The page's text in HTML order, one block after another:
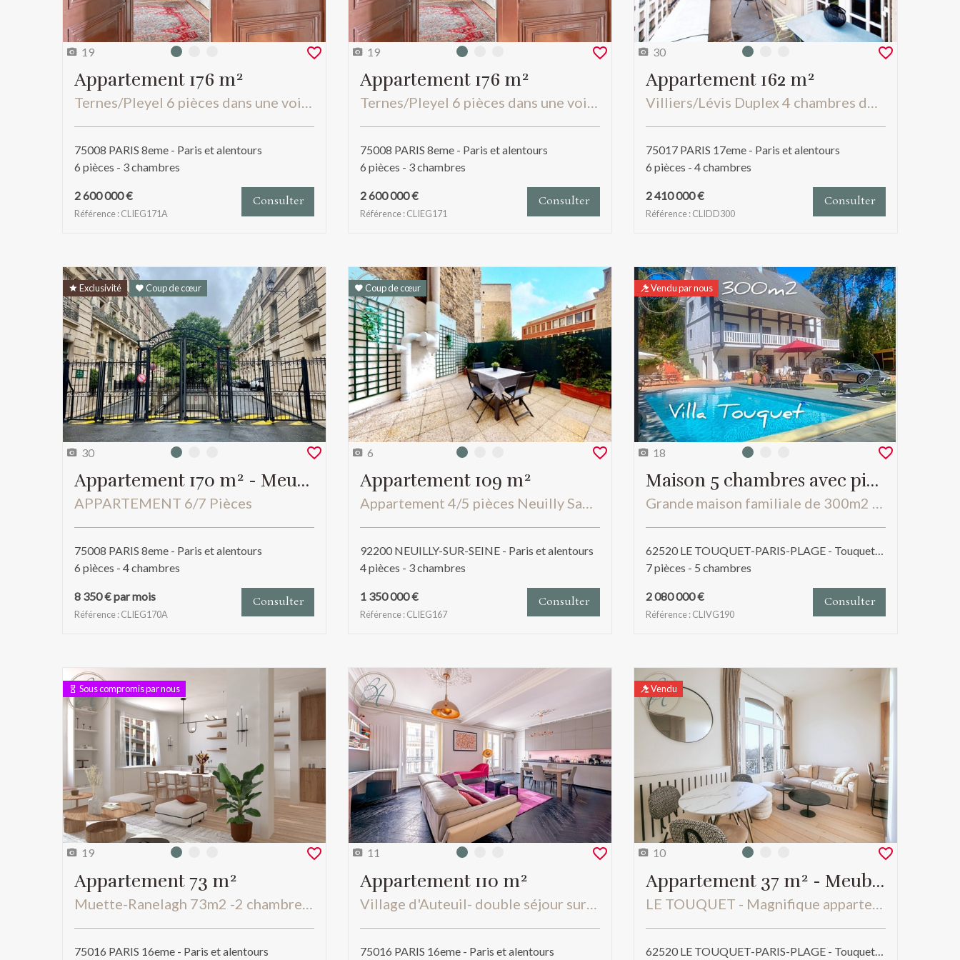
19 Photo 0
Appartement 176 m²
Ternes/Pleyel 6 pièces dans une voie privée avec possibilité box
75008 PARIS 8eme - Paris et alentours
6 pièces - 3 chambres
2 600 000 €
Référence : CLIEG171A
Consulter
19 Photo 0
Appartement 176 m²
Ternes/Pleyel 6 pièces dans une voie privée avec possibilité box
75008 PARIS 8eme - Paris et alentours
6 pièces - 3 chambres
2 600 000 €
Référence : CLIEG171
Consulter
30 Photo 0
Appartement 162 m²
Villiers/Lévis Duplex 4 chambres derniers étages avec terrasse de 20m2
75017 PARIS 17eme - Paris et alentours
6 pièces - 4 chambres
2 410 000 €
Référence : CLIDD300
Consulter
Exclusivité Coup de cœur
30 Photo 0
Appartement 170 m² - Meublé
APPARTEMENT 6/7 Pièces
75008 PARIS 8eme - Paris et alentours
6 pièces - 4 chambres
8 350 € par mois
Référence : CLIEG170A
Consulter
Coup de cœur
6 Photo 0
Appartement 109 m²
Appartement 4/5 pièces Neuilly Sablons Patio Extérieur
92200 NEUILLY-SUR-SEINE - Paris et alentours
4 pièces - 3 chambres
1 350 000 €
Référence : CLIEG167
Consulter
Vendu par nous
18 Photo 0
Maison 5 chambres avec piscine 300 m²
Grande maison familiale de 300m2 en parfait état et 1500 m2 de terrain avec piscine
62520 LE TOUQUET-PARIS-PLAGE - Touquet et alentours
7 pièces - 5 chambres
2 080 000 €
Référence : CLIVG190
Consulter
Sous compromis par nous
19 Photo 0
Appartement 73 m²
75016 PARIS 16eme - Paris et alentours
11 Photo 0
Appartement 110 m²
75016 PARIS 16eme - Paris et alentours
Vendu
10 Photo 0
Appartement 37 m² - Meublé
62520 LE TOUQUET-PARIS-PLAGE - Touquet et alentours